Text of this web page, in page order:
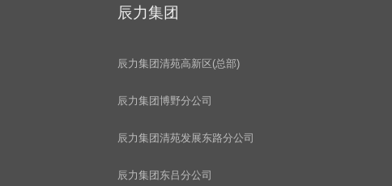
辰力集团
辰力集团清苑高新区(总部)
辰力集团博野分公司
辰力集团清苑发展东路分公司
辰力集团东吕分公司